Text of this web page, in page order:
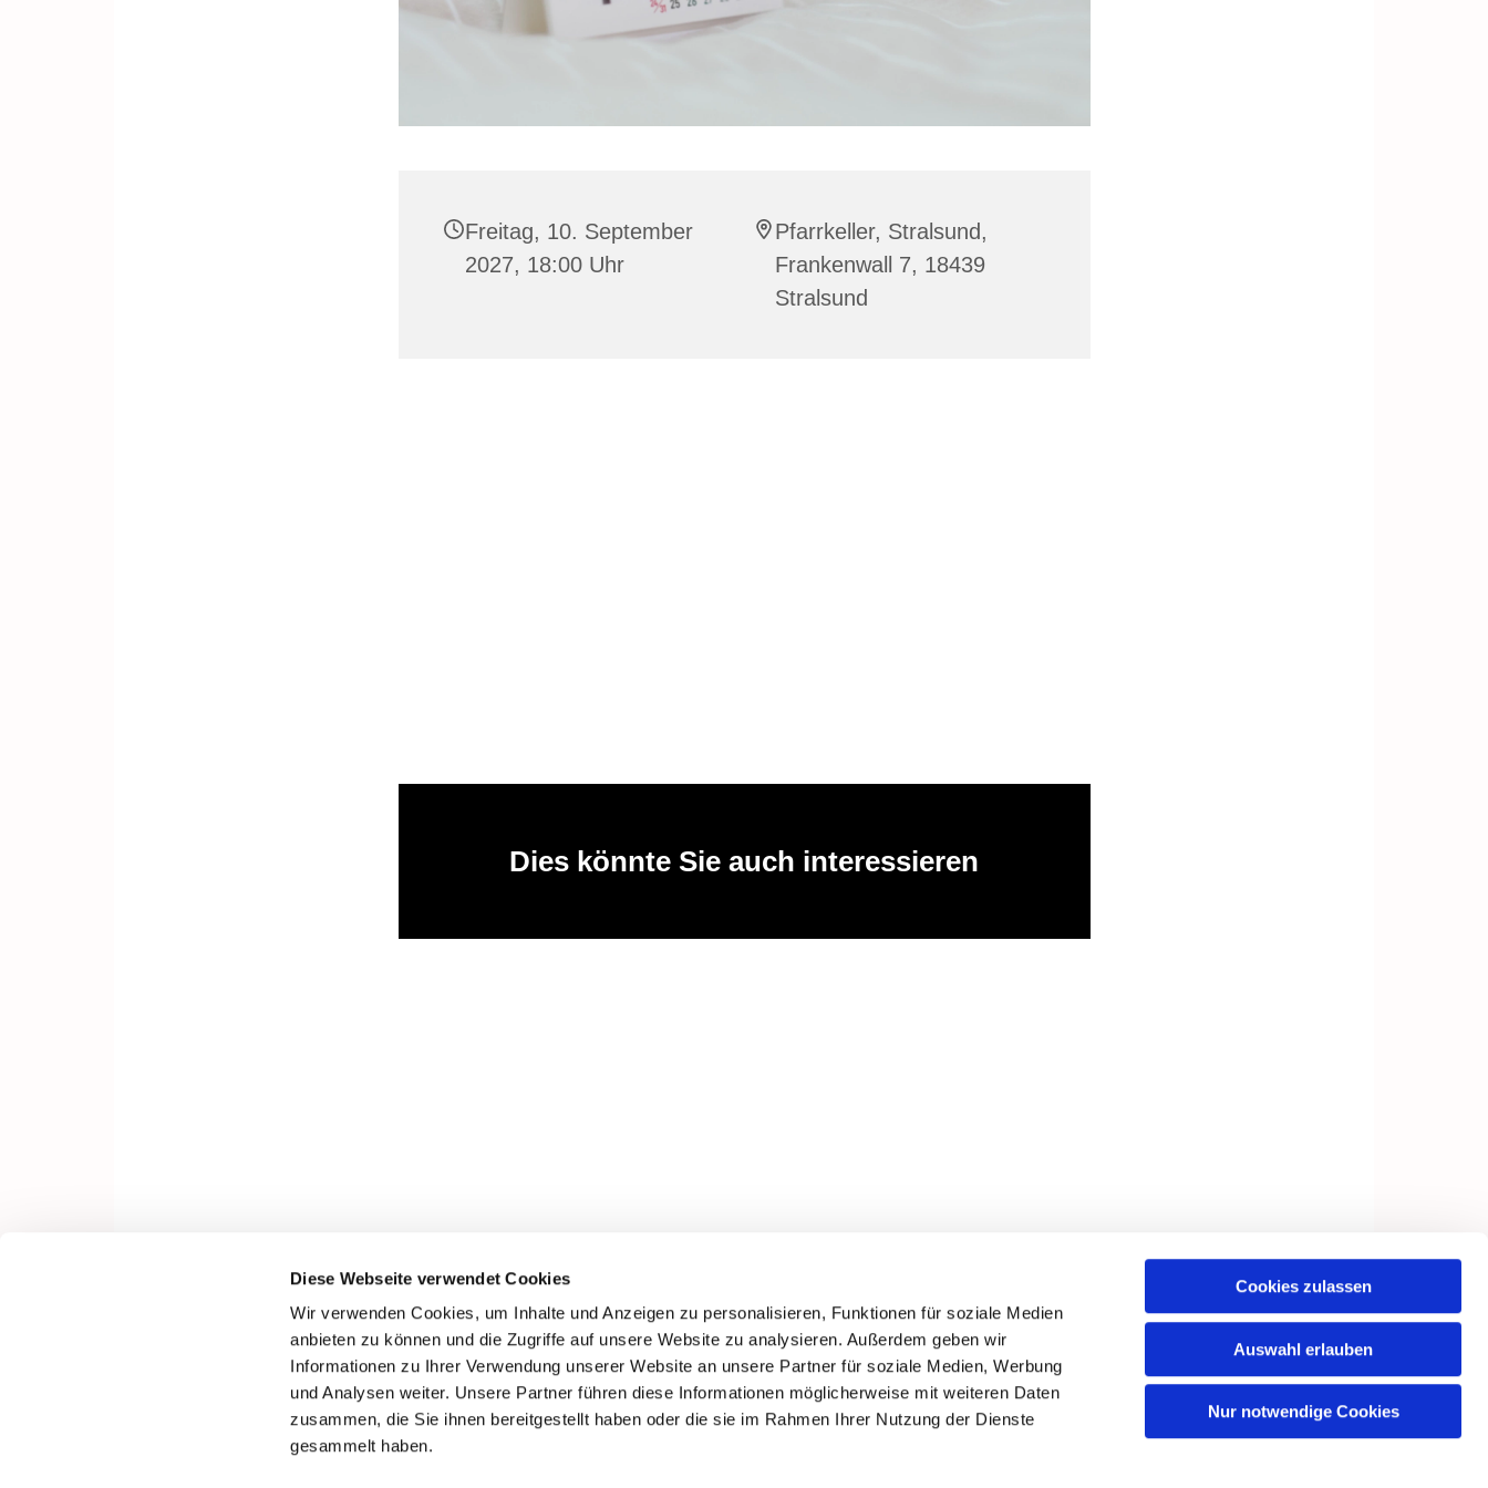
Diese Webseite verwendet Cookies
Wir verwenden Cookies, um Inhalte und Anzeigen zu personalisieren, Funktionen für soziale Medien
anbieten zu können und die Zugriffe auf unsere Website zu analysieren. Außerdem geben wir
Informationen zu Ihrer Verwendung unserer Website an unsere Partner für soziale Medien, Werbung
und Analysen weiter. Unsere Partner führen diese Informationen möglicherweise mit weiteren Daten
zusammen, die Sie ihnen bereitgestellt haben oder die sie im Rahmen Ihrer Nutzung der Dienste
gesammelt haben.
Cookies zulassen
Auswahl erlauben
Nur notwendige Cookies
Freitag, 10. September
2027, 18:00 Uhr
Pfarrkeller, Stralsund,
Frankenwall 7, 18439
Stralsund
Dies könnte Sie auch interessieren